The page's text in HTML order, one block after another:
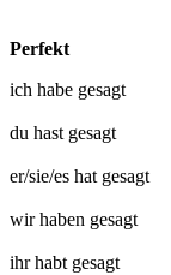
Perfekt
ich habe gesagt
du hast gesagt
er/sie/es hat gesagt
wir haben gesagt
ihr habt gesagt